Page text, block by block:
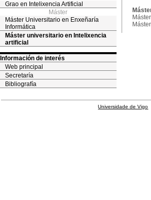
Grao en Intelixencia Artificial
Máster
Máster Universitario en Enxeñaría
Informática
Máster universitario en Intelixencia
artificial
Información de interés
Web principal
Secretaría
Bibliografía
Universidade de Vigo